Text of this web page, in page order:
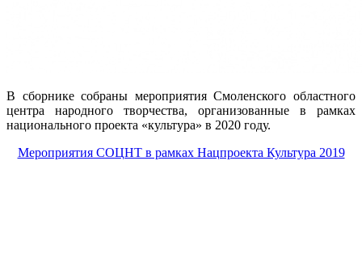
В сборнике собраны мероприятия Смоленского областного
центра народного творчества, организованные в рамках
национального проекта «культура» в 2020 году.
Мероприятия СОЦНТ в рамках Нацпроекта Культура 2019